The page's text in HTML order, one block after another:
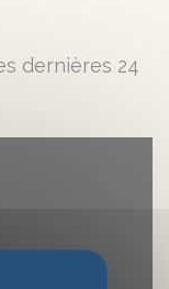
dernières 24